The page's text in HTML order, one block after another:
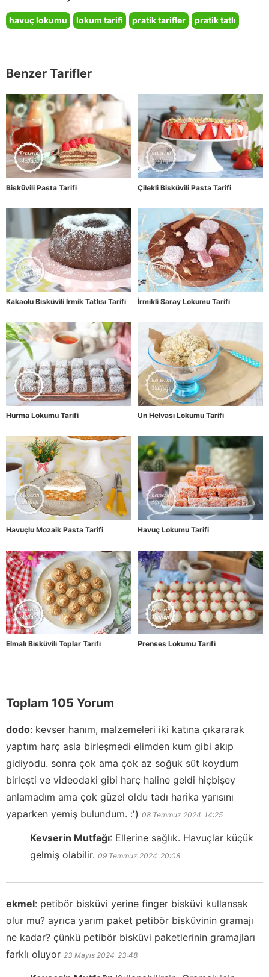
havuç lokumu lokum tarifi pratik tarifler pratik tatlı
Benzer Tarifler
Bisküvili Pasta Tarifi Çilekli Bisküvili Pasta Tarifi
Kakaolu Bisküvili İrmik Tatlısı Tarifi İrmikli Saray Lokumu Tarifi
Hurma Lokumu Tarifi Un Helvası Lokumu Tarifi
Havuçlu Mozaik Pasta Tarifi Havuç Lokumu Tarifi
Elmalı Bisküvili Toplar Tarifi Prenses Lokumu Tarifi
Toplam 105 Yorum
dodo: kevser hanım, malzemeleri iki katına çıkararak
yaptım harç asla birleşmedi elimden kum gibi akıp
gidiyodu. sonra çok ama çok az soğuk süt koydum
birleşti ve videodaki gibi harç haline geldi hiçbişey
anlamadım ama çok güzel oldu tadı harika yarısını
yaparken yemiş bulundum. :') 08 Temmuz 2024 14:25
Kevserin Mutfağı: Ellerine sağlık. Havuçlar küçük
gelmiş olabilir. 09 Temmuz 2024 20:08
ekmel: petibör bisküvi yerine finger bisküvi kullansak
olur mu? ayrıca yarım paket petibör bisküvinin gramajı
ne kadar? çünkü petibör bisküvi paketlerinin gramajları
farklı oluyor 23 Mayıs 2024 23:48